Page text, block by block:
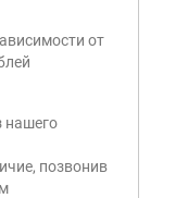
от
нашего
позвонив